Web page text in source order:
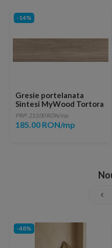
-14%
Gresie portelanata
Sintesi MyWood Tortora
Rectificata 80x20
PRP: 213.00 RON/mp
185.00 RON/mp
-48%